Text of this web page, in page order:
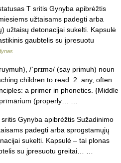
T sritis Gynyba apibrėžtis
užtaisams padegti arba
užtaisų detonacijai sukelti. Kapsulė
gaubtelis su įpresuotu
/ˈprɪmə/ (say primuh) noun
children to read. 2. any, often
a primer in phonetics. {Middle
prīmārium (properly… …
Gynyba apibrėžtis Sužadinimo
padegti arba sprogstamųjų
sukelti. Kapsulė – tai plonas
su įpresuotu greitai… …